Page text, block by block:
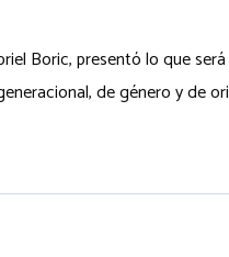
Boric, presentó lo que
de género y de